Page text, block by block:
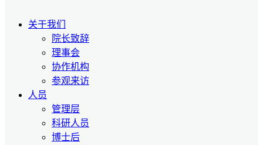
关于我们
院长致辞
理事会
协作机构
参观来访
人员
管理层
科研人员
博士后